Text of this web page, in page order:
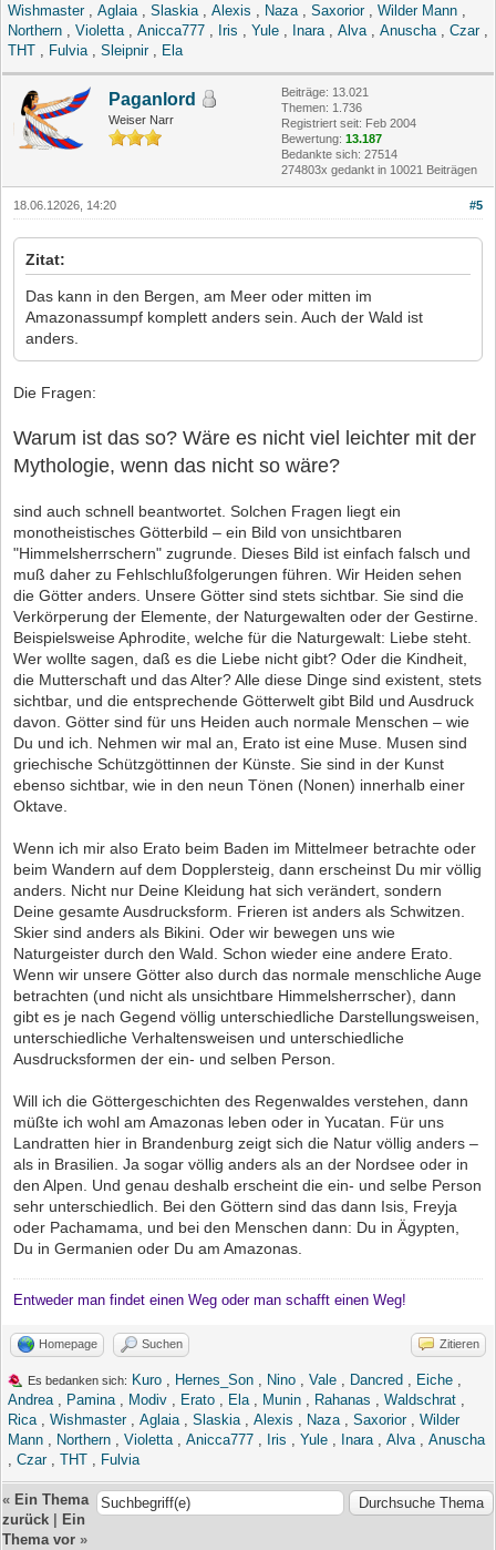
Wishmaster, Aglaia Slaskia Alexis Naza Saxorior, Wilder Mann
Northern
Violetta Anicca777 Iris Yule Inara Alva Anuscha Czar,
THT
Fulvia Sleipnir, Ela
Paganlord
Weiser Narr
Beiträge: 13.021
Themen: 1.736
Registriert seit: Feb 2004
Bewertung: 13.187
Bedankte sich: 27514
274803x gedankt in 10021 Beiträgen
#5
18.06.12026, 14:20
Zitat:
Das kann in den Bergen, am Meer oder mitten im
Amazonassumpf komplett anders sein. Auch der Wald ist
anders.
Die Fragen:
Warum ist das so? Wäre es nicht viel leichter mit der
Mythologie, wenn das nicht so wäre?
sind auch schnell beantwortet. Solchen Fragen liegt ein
monotheistisches Götterbild – ein Bild von unsichtbaren
"Himmelsherrschern" zugrunde. Dieses Bild ist einfach falsch und
muß daher zu Fehlschlußfolgerungen führen. Wir Heiden sehen
die Götter anders. Unsere Götter sind stets sichtbar. Sie sind die
Verkörperung der Elemente, der Naturgewalten oder der Gestirne.
Beispielsweise Aphrodite, welche für die Naturgewalt: Liebe steht.
Wer wollte sagen, daß es die Liebe nicht gibt? Oder die Kindheit,
die Mutterschaft und das Alter? Alle diese Dinge sind existent, stets
sichtbar, und die entsprechende Götterwelt gibt Bild und Ausdruck
davon. Götter sind für uns Heiden auch normale Menschen – wie
Du und ich. Nehmen wir mal an, Erato ist eine Muse. Musen sind
griechische Schützgöttinnen der Künste. Sie sind in der Kunst
ebenso sichtbar, wie in den neun Tönen (Nonen) innerhalb einer
Oktave.
Wenn ich mir also Erato beim Baden im Mittelmeer betrachte oder
beim Wandern auf dem Dopplersteig, dann erscheinst Du mir völlig
anders. Nicht nur Deine Kleidung hat sich verändert, sondern
Deine gesamte Ausdrucksform. Frieren ist anders als Schwitzen.
Skier sind anders als Bikini. Oder wir bewegen uns wie
Naturgeister durch den Wald. Schon wieder eine andere Erato.
Wenn wir unsere Götter also durch das normale menschliche Auge
betrachten (und nicht als unsichtbare Himmelsherrscher), dann
gibt es je nach Gegend völlig unterschiedliche Darstellungsweisen,
unterschiedliche Verhaltensweisen und unterschiedliche
Ausdrucksformen der ein- und selben Person.
Will ich die Göttergeschichten des Regenwaldes verstehen, dann
müßte ich wohl am Amazonas leben oder in Yucatan. Für uns
Landratten hier in Brandenburg zeigt sich die Natur völlig anders –
als in Brasilien. Ja sogar völlig anders als an der Nordsee oder in
den Alpen. Und genau deshalb erscheint die ein- und selbe Person
sehr unterschiedlich. Bei den Göttern sind das dann Isis, Freyja
oder Pachamama, und bei den Menschen dann: Du in Ägypten,
Du in Germanien oder Du am Amazonas.
Entweder man findet einen Weg oder man schafft einen Weg!
Homepage Suchen Zitieren
Es bedanken sich: Kuro Hernes_Son Nino Vale Dancred Eiche
Andrea
Pamina Modiv Erato Ela Munin Rahanas Waldschrat
Rica
Wishmaster, Aglaia Slaskia Alexis Naza Saxorior, Wilder
Mann
Northern Violetta Anicca777 Iris Yule Inara Alva
Anuscha
Czar, THT Fulvia
« Ein Thema
zurück
Ein
Thema vor »